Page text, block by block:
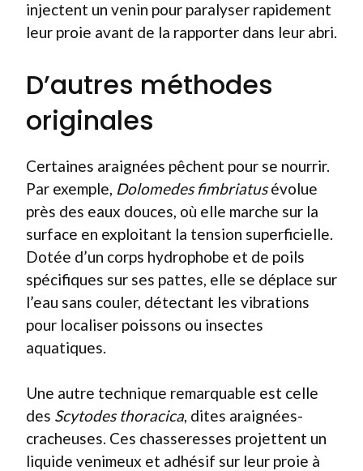
injectent un venin pour paralyser rapidement
leur proie avant de la rapporter dans leur abri.
D’autres méthodes
originales
Certaines araignées pêchent pour se nourrir.
Par exemple, Dolomedes fimbriatusévolue
près des eaux douces, où elle marche sur la
surface en exploitant la tension superficielle.
Dotée d’un corps hydrophobe et de poils
spécifiques sur ses pattes, elle se déplace sur
l’eau sans couler, détectant les vibrations
pour localiser poissons ou insectes
aquatiques.
Une autre technique remarquable est celle
des Scytodes thoracica, dites araignées-
cracheuses. Ces chasseresses projettent un
liquide venimeux et adhésif sur leur proie à